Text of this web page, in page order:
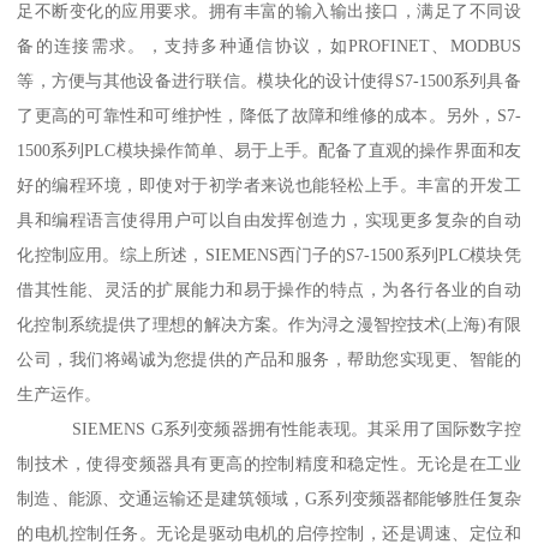
足不断变化的应用要求。拥有丰富的输入输出接口，满足了不同设
备的连接需求。，支持多种通信协议，如PROFINET、MODBUS
等，方便与其他设备进行联信。模块化的设计使得S7-1500系列具备
了更高的可靠性和可维护性，降低了故障和维修的成本。另外，S7-
1500系列PLC模块操作简单、易于上手。配备了直观的操作界面和友
好的编程环境，即使对于初学者来说也能轻松上手。丰富的开发工
具和编程语言使得用户可以自由发挥创造力，实现更多复杂的自动
化控制应用。综上所述，SIEMENS西门子的S7-1500系列PLC模块凭
借其性能、灵活的扩展能力和易于操作的特点，为各行各业的自动
化控制系统提供了理想的解决方案。作为浔之漫智控技术(上海)有限
公司，我们将竭诚为您提供的产品和服务，帮助您实现更、智能的
生产运作。
SIEMENS G系列变频器拥有性能表现。其采用了国际数字控
制技术，使得变频器具有更高的控制精度和稳定性。无论是在工业
制造、能源、交通运输还是建筑领域，G系列变频器都能够胜任复杂
的电机控制任务。无论是驱动电机的启停控制，还是调速、定位和